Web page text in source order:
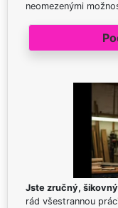
neomezenými
Jste zručný,
rád všestrannou